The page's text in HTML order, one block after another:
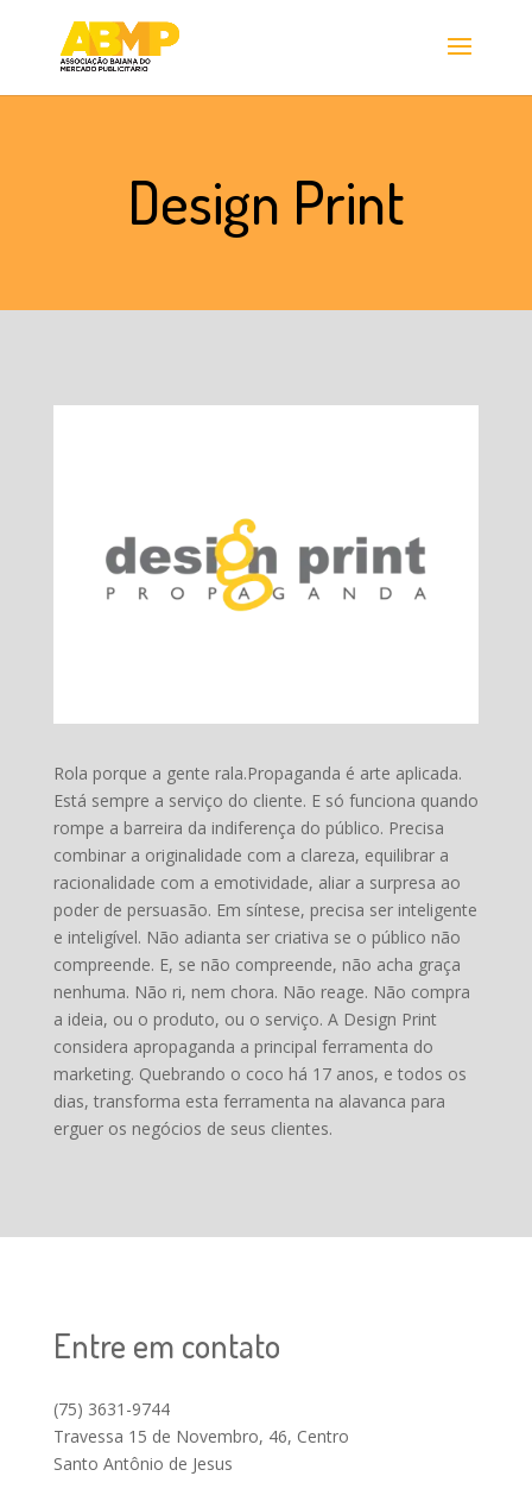
Design Print
Rola porque a gente rala.Propaganda é arte aplicada.
Está sempre a serviço do cliente. E só funciona quando
rompe a barreira da indiferença do público. Precisa
combinar a originalidade com a clareza, equilibrar a
racionalidade com a emotividade, aliar a surpresa ao
poder de persuasão. Em síntese, precisa ser inteligente
e inteligível. Não adianta ser criativa se o público não
compreende. E, se não compreende, não acha graça
nenhuma. Não ri, nem chora. Não reage. Não compra
a ideia, ou o produto, ou o serviço. A Design Print
considera apropaganda a principal ferramenta do
marketing. Quebrando o coco há 17 anos, e todos os
dias, transforma esta ferramenta na alavanca para
erguer os negócios de seus clientes.
Entre em contato
(75) 3631-9744
Travessa 15 de Novembro, 46, Centro
Santo Antônio de Jesus